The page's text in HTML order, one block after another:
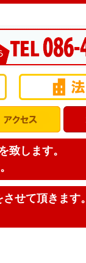
致します。
せて頂きます。